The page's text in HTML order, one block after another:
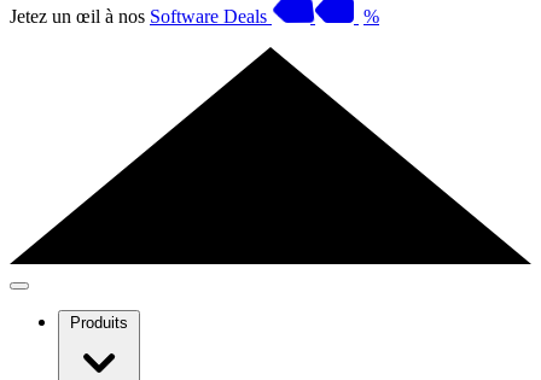
Jetez un œil à nos Software Deals %
Produits